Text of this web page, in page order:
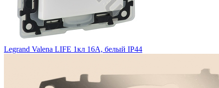
Legrand Valena LIFE 1кл 16А, белый IP44